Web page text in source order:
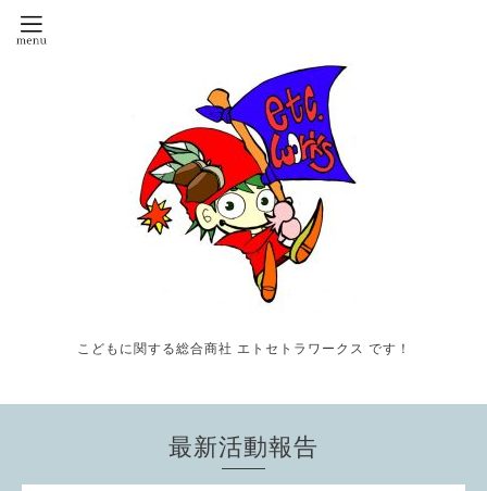
こどもに関する総合商社 エトセトラワークス です！
最新活動報告